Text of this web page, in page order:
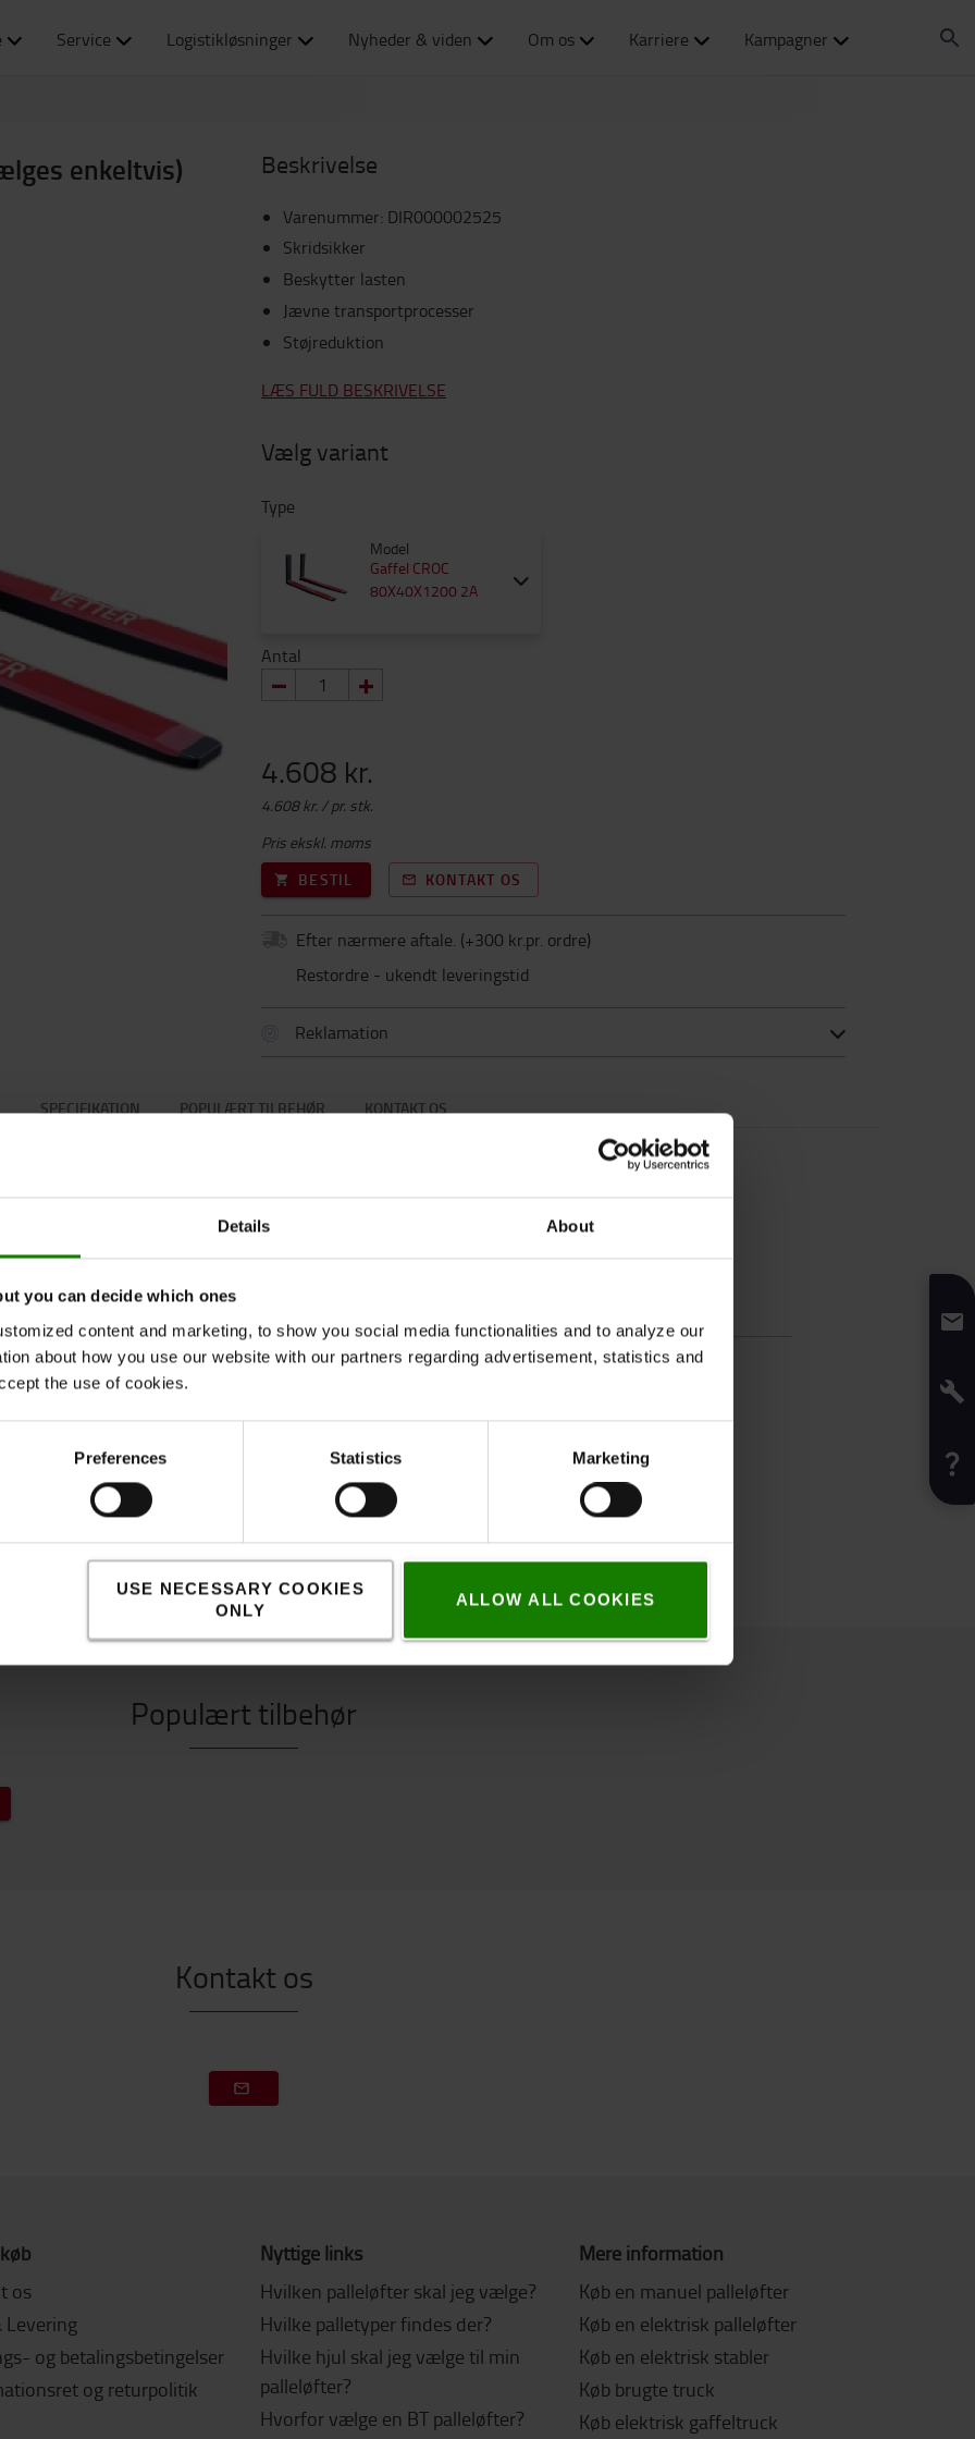
Details About
you can decide which ones
content and marketing, to show you social media functionalities and to analyze our
about how you use our website with our partners regarding advertisement, statistics and
the use of cookies.
Preferences Statistics Marketing
USE NECESSARY COOKIES
ONLY
ALLOW ALL COOKIES
Service Logistikløsninger Nyheder & viden Om os Karriere Kampagner
enkeltvis) Beskrivelse
Varenummer: DIR000002525
Skridsikker
Beskytter lasten
Jævne transportprocesser
Støjreduktion
LÆS FULD BESKRIVELSE
Vælg variant
Type
Model
Gaffel CROC
80X40X1200 2A
Antal
4.608 kr.
4.608 kr. / pr. stk.
Pris ekskl. moms
BESTIL
KONTAKT OS
Efter nærmere aftale. (+300 kr.pr. ordre)
Restordre - ukendt leveringstid
Reklamation
SPECIFIKATION POPULÆRT TILBEHØR KONTAKT OS
Specifikation
Når CROC® ForkCoatings er monteret,
* Øget skridsikkerhed for lasten,
hvilket resulterer i færre reklamationer
* Mere behageligt arbejdsmiljø på grund
Specifikation
Højde :4cm
Populært tilbehør
Kontakt os
os
Levering
og betalingsbetingelser
og returpolitik
Nyttige links
Hvilken palleløfter skal jeg vælge?
Hvilke palletyper findes der?
Hvilke hjul skal jeg vælge til min
palleløfter?
Hvorfor vælge en BT palleløfter?
Mere information
Køb en manuel palleløfter
Køb en elektrisk palleløfter
Køb en elektrisk stabler
Køb brugte truck
Køb elektrisk gaffeltruck